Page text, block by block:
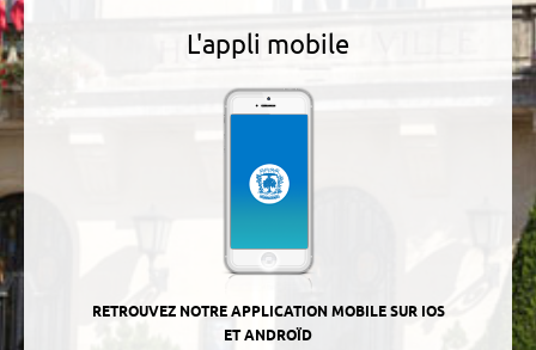
L'appli mobile
RETROUVEZ NOTRE APPLICATION MOBILE SUR IOS
ET ANDROÏD